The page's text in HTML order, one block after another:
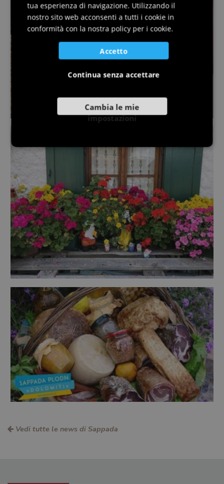
Vedi tutte le news di Sappada
GERMAN
SLOVENIAN
tua esperienza di navigazione. Utilizzando il
nostro sito web acconsenti a tutti i cookie in
conformità con la nostra policy per i cookie.
Accetto
Continua senza accettare
Cambia le mie
impostazioni